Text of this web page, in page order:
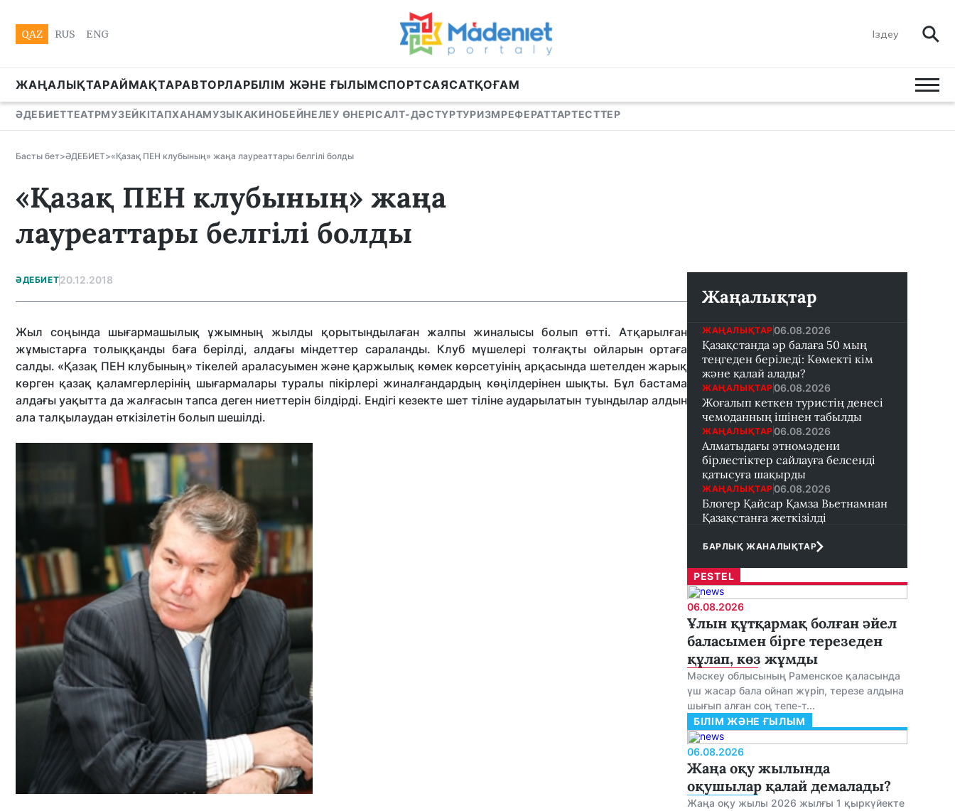
QAZ RUS ENG
ЖАҢАЛЫҚТАРАЙМАҚТАРАВТОРЛАРБІЛІМ ЖӘНЕ ҒЫЛЫМСПОРТСАЯСАТҚОҒАМ
ӘДЕБИЕТТЕАТРМУЗЕЙКІТАПХАНАМУЗЫКАКИНОБЕЙНЕЛЕУ ӨНЕРІСАЛТ-ДӘСТҮРТУРИЗМРЕФЕРАТТАРТЕСТТЕР
Басты бет>ӘДЕБИЕТ>«Қазақ ПЕН клубының» жаңа лауреаттары белгілі болды
«Қазақ ПЕН клубының» жаңа
лауреаттары белгілі болды
ӘДЕБИЕТ20.12.2018
Жыл соңында шығармашылық ұжымның жылды қорытындылаған жалпы жиналысы болып өтті. Атқарылған
жұмыстарға толыққанды баға берілді, алдағы міндеттер сараланды. Клуб мүшелері толғақты ойларын ортаға
салды. «Қазақ ПЕН клубының» тікелей араласуымен және қаржылық көмек көрсетуінің арқасында шетелден жарық
көрген қазақ қаламгерлерінің шығармалары туралы пікірлері жиналғандардың көңілдерінен шықты. Бұл бастама
алдағы уақытта да жалғасын тапса деген ниеттерін білдірді. Ендігі кезекте шет тіліне аударылатын туындылар алдын
ала талқылаудан өткізілетін болып шешілді.
Жаңалықтар
ЖАҢАЛЫҚТАР 06.08.2026
Қазақстанда әр балаға 50 мың
теңгеден беріледі: Көмекті кім
және қалай алады?
ЖАҢАЛЫҚТАР 06.08.2026
Жоғалып кеткен туристің денесі
чемоданның ішінен табылды
ЖАҢАЛЫҚТАР 06.08.2026
Алматыдағы этномәдени
бірлестіктер сайлауға белсенді
қатысуға шақырды
ЖАҢАЛЫҚТАР 06.08.2026
Блогер Қайсар Қамза Вьетнамнан
Қазақстанға жеткізілді
БАРЛЫҚ ЖАНАЛЫҚТАР
PESTEL
06.08.2026
Ұлын құтқармақ болған әйел
баласымен бірге терезеден
құлап, көз жұмды
Мәскеу облысының Раменское қаласында
үш жасар бала ойнап жүріп, терезе алдына
шығып алған соң тепе-т...
БІЛІМ ЖӘНЕ ҒЫЛЫМ
06.08.2026
Жаңа оқу жылында
оқушылар қалай демалады?
Жаңа оқу жылы 2026 жылғы 1 қыркүйекте